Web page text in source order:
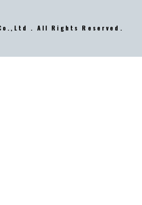
. All Rights Reserved.